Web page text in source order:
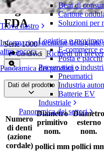
Trova nastro
Informazioni tecniche dettagliate
altro ancora
Panoramica dei prodotti
Beni di
Cartone
Soluzioni per
Logistica e
E-commerce
Posta e pacchi
Pneumatici e
Pneumatici
Industria
Batterie EV
Industriale
Panoramica dei settori
Pignoni in due
FDA
Serie 1000
Condividi Richiedi un
Dati del prodotto
Numero
di denti
(azione
cordale)
Diametro
primitivo
nom.
Diametro
esterno
nom.
pollici mm pollici